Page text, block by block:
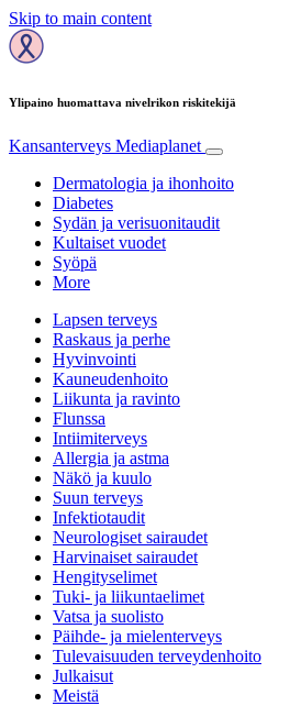
Skip to main content
Ylipaino huomattava nivelrikon riskitekijä
Kansanterveys Mediaplanet
Dermatologia ja ihonhoito
Diabetes
Sydän ja verisuonitaudit
Kultaiset vuodet
Syöpä
More
Lapsen terveys
Raskaus ja perhe
Hyvinvointi
Kauneudenhoito
Liikunta ja ravinto
Flunssa
Intiimiterveys
Allergia ja astma
Näkö ja kuulo
Suun terveys
Infektiotaudit
Neurologiset sairaudet
Harvinaiset sairaudet
Hengityselimet
Tuki- ja liikuntaelimet
Vatsa ja suolisto
Päihde- ja mielenterveys
Tulevaisuuden terveydenhoito
Julkaisut
Meistä